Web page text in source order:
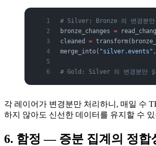
# Silver: Bronze 의 변경분
bronze_changes =
cleaned =
merge_into( "silver.events"
# Gold: Silver 의 변경분만
각 레이어가 변경분만 처리하니, 매일 수
하지 않아도 신선한 데이터를 유지할 수
6. 함정 — 증분 집계의 정합